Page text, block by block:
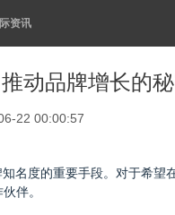
资讯
动品牌增长的
22 00:00:57
名度的重要手段。对于希
伴。